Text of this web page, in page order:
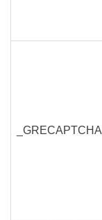
_GRECAPTCHA